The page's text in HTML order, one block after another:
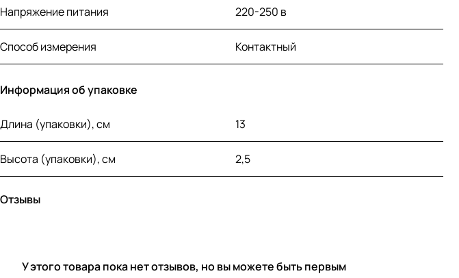
Напряжение питания 220-250 в
Способ измерения Контактный
Информация об упаковке
Длина (упаковки), см 13
Высота (упаковки), см 2,5
Отзывы
У этого товара пока нет отзывов, но вы можете быть первым